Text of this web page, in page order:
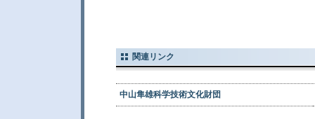
関連リンク
中山隼雄科学技術文化財団